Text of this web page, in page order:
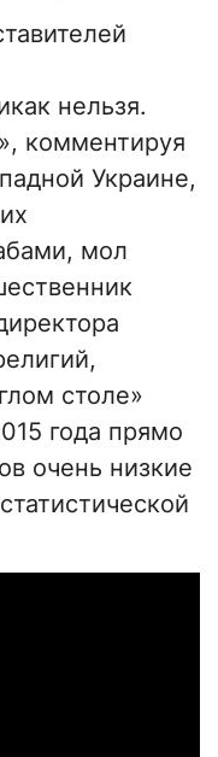
нельзя.
комментируя
Украине,
мол
столе»
года прямо
очень низкие